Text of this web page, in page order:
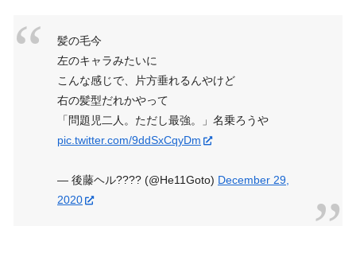
髪の毛今
左のキャラみたいに
こんな感じで、片方垂れるんやけど
右の髪型だれかやって
「問題児二人。ただし最強。」名乗ろうや
pic.twitter.com/9ddSxCqyDm
— 後藤ヘル???? (@He11Goto) December 29,
2020